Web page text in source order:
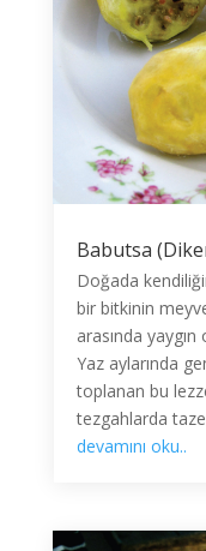
Babutsa
Doğada
bir bitkinin
arasında
Yaz aylarında
toplanan bu
tezgahlarda
devamını oku..